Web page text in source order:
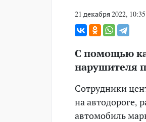
21 декабря 2022, 10:35
С помощью
нарушителя
Сотрудники
на автодороге,
автомобиль